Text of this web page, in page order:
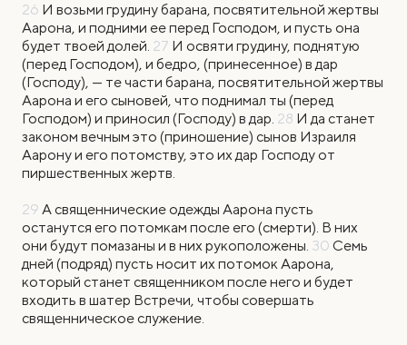
26 И возьми грудину барана, посвятительной жертвы
Аарона, и подними ее перед Господом, и пусть она
будет твоей долей. 27 И освяти грудину, поднятую
(перед Господом), и бедро, (принесенное) в дар
(Господу), — те части барана, посвятительной жертвы
Аарона и его сыновей, что поднимал ты (перед
Господом) и приносил (Господу) в дар. 28 И да станет
законом вечным это (приношение) сынов Израиля
Аарону и его потомству, это их дар Господу от
пиршественных жертв.
29 А священнические одежды Аарона пусть
останутся его потомкам после его (смерти). В них
они будут помазаны и в них рукоположены. 30 Семь
дней (подряд) пусть носит их потомок Аарона,
который станет священником после него и будет
входить в шатер Встречи, чтобы совершать
священническое служение.